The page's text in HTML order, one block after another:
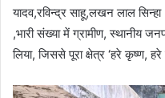
यादव,रविन्द्र साहू,लखन लाल
,भारी संख्या में ग्रामीण, स्थानीय
लिया, जिससे पूरा क्षेत्र ‘हरे कृष्ण,